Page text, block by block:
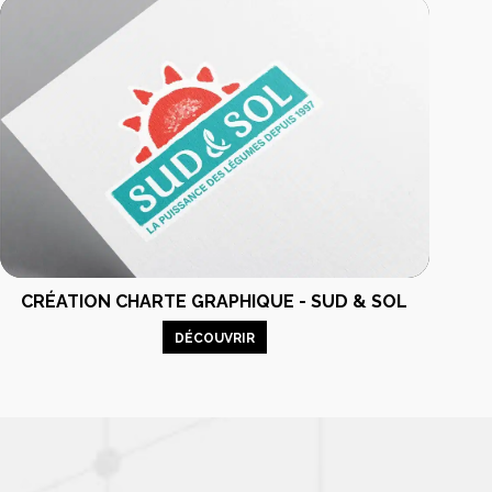
CRÉATION CHARTE GRAPHIQUE - SUD & SOL
DÉCOUVRIR